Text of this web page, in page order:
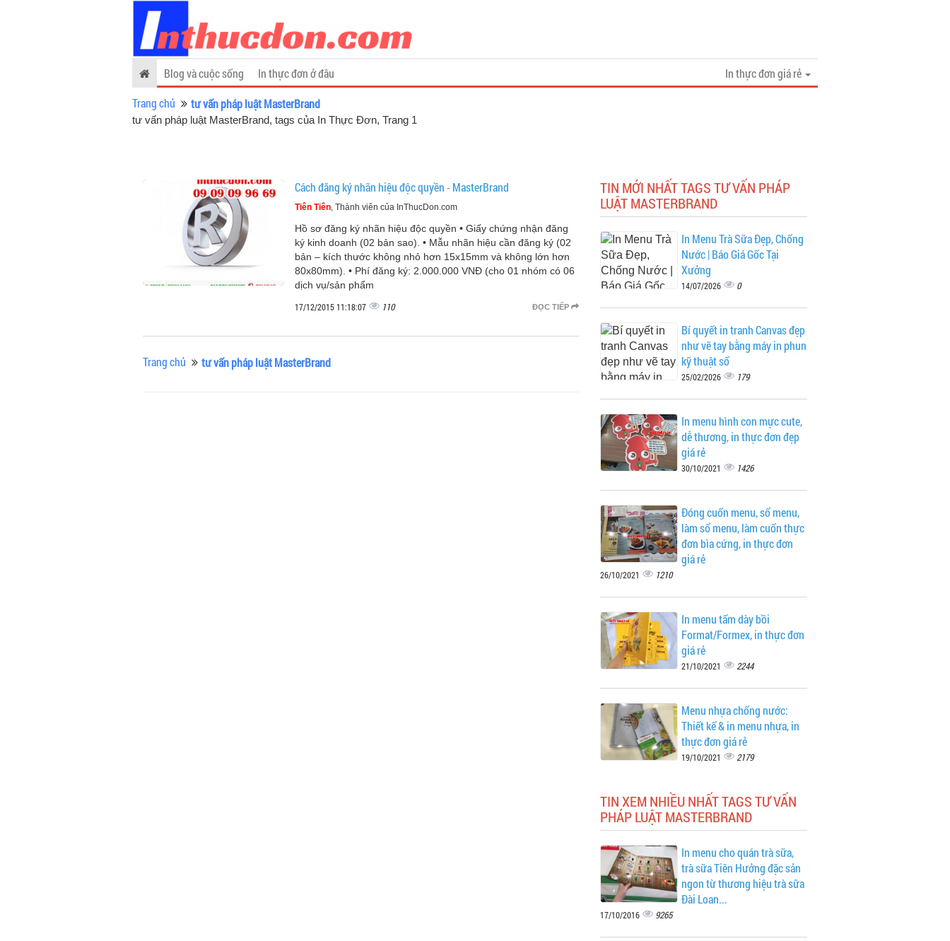
In thực đơn giá rẻ
Blog và cuộc sống
In thực đơn ở đâu
Trang chủ
tư vấn pháp luật MasterBrand
tư vấn pháp luật MasterBrand, tags của In Thực Đơn, Trang 1
Cách đăng ký nhãn hiệu độc quyền - MasterBrand
Tiên Tiên, Thành viên của InThucDon.com
Hồ sơ đăng ký nhãn hiệu độc quyền • Giấy chứng nhận đăng
ký kinh doanh (02 bản sao). • Mẫu nhãn hiệu cần đăng ký (02
bản – kích thước không nhỏ hơn 15x15mm và không lớn hơn
80x80mm). • Phí đăng ký: 2.000.000 VNĐ (cho 01 nhóm có 06
dịch vụ/sản phẩm
ĐỌC TIẾP
17/12/2015 11:18:07 110
Trang chủ tư vấn pháp luật MasterBrand
TIN MỚI NHẤT TAGS TƯ VẤN PHÁP
LUẬT MASTERBRAND
In Menu Trà Sữa Đẹp, Chống
Nước | Báo Giá Gốc Tại
Xưởng
14/07/2026 0
Bí quyết in tranh Canvas đẹp
như vẽ tay bằng máy in phun
kỹ thuật số
25/02/2026 179
In menu hình con mực cute,
dễ thương, in thực đơn đẹp
giá rẻ
30/10/2021 1426
Đóng cuốn menu, sổ menu,
làm sổ menu, làm cuốn thực
đơn bìa cứng, in thực đơn
giá rẻ
26/10/2021 1210
In menu tấm dày bồi
Format/Formex, in thực đơn
giá rẻ
21/10/2021 2244
Menu nhựa chống nước:
Thiết kế & in menu nhựa, in
thực đơn giá rẻ
19/10/2021 2179
TIN XEM NHIỀU NHẤT TAGS TƯ VẤN
PHÁP LUẬT MASTERBRAND
In menu cho quán trà sữa,
trà sữa Tiên Hưởng đặc sản
ngon từ thương hiệu trà sữa
Đài Loan...
17/10/2016 9265